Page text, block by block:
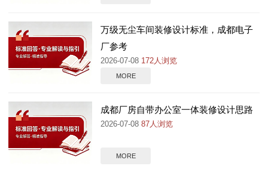
万级无尘车间装修设计标准，成都电子
厂参考
2026-07-08 172人浏览
MORE
成都厂房自带办公室一体装修设计思路
2026-07-08 87人浏览
MORE